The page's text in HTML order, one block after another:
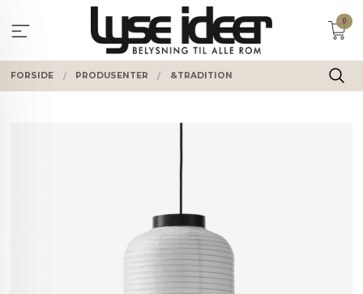
innholdet
0
FORSIDE PRODUSENTER &TRADITION